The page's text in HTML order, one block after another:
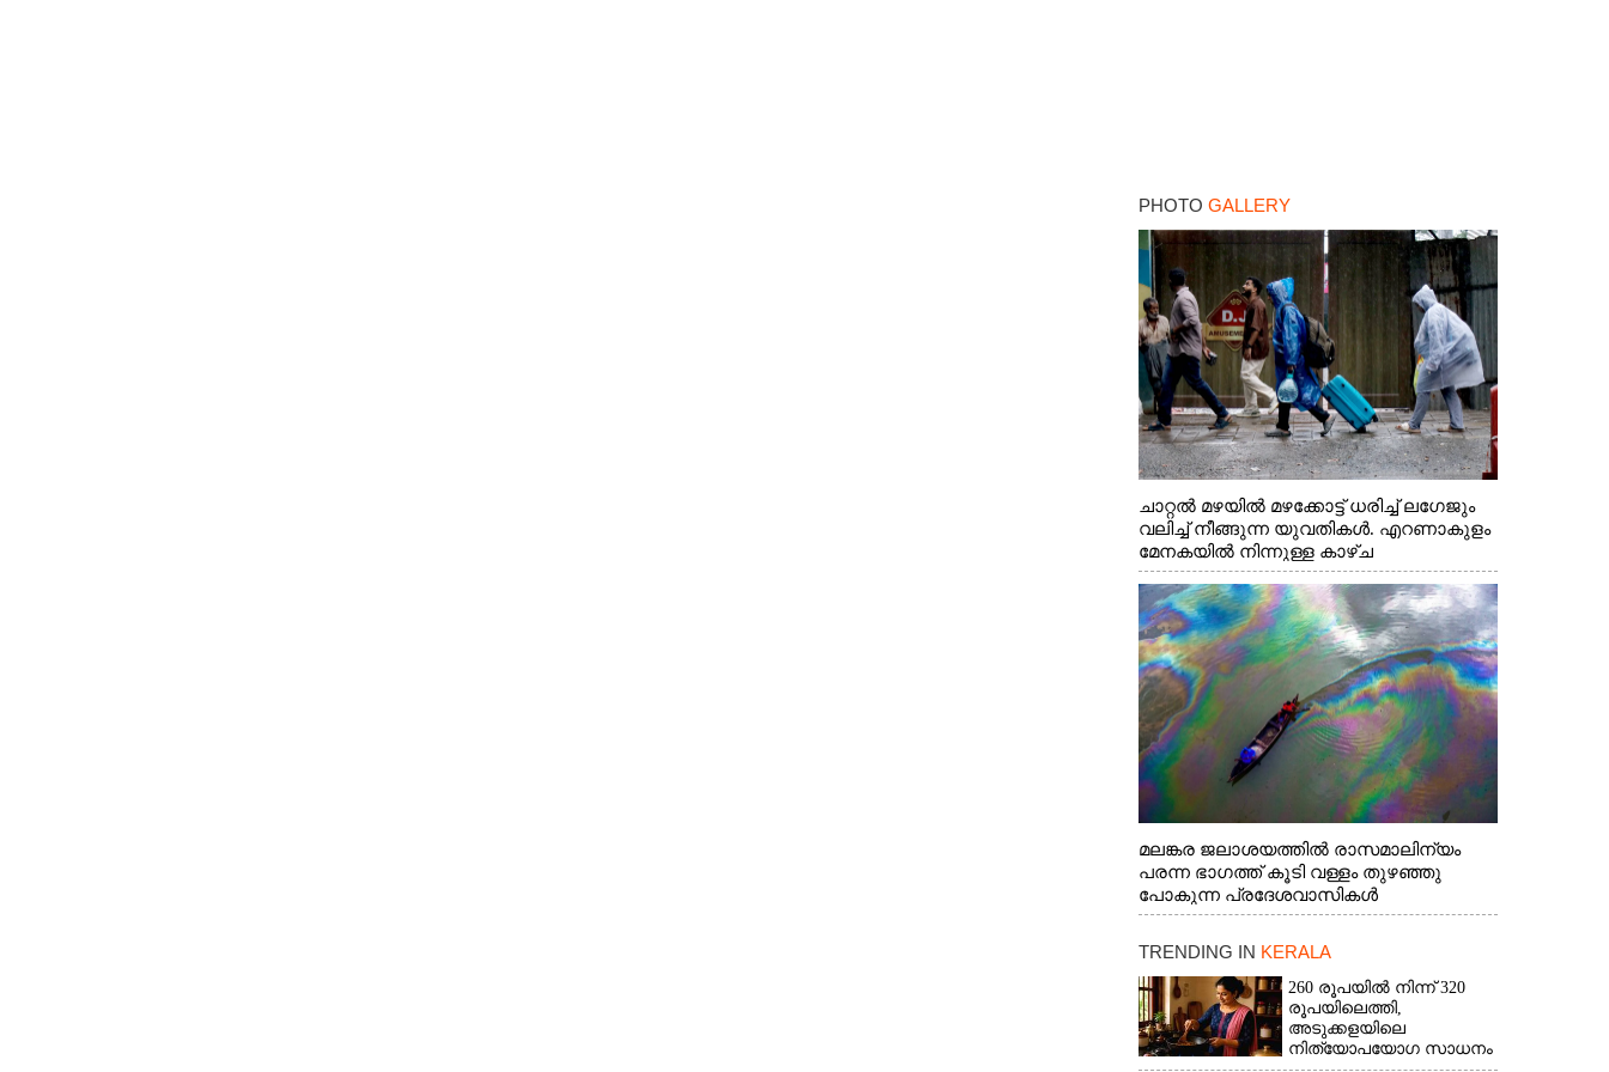
PHOTO GALLERY
ചാറ്റൽ മഴയിൽ മഴക്കോട്ട് ധരിച്ച് ലഗേജും
വലിച്ച് നീങ്ങുന്ന യുവതികൾ. എറണാകുളം
മേനകയിൽ നിന്നുള്ള കാഴ്ച
മലങ്കര ജലാശയത്തിൽ രാസമാലിന്യം
പരന്ന ഭാഗത്ത് കൂടി വള്ളം തുഴഞ്ഞു
പോകുന്ന പ്രദേശവാസികൾ
TRENDING IN KERALA
260 രൂപയിൽ നിന്ന് 320
രൂപയിലെത്തി,
അടുക്കളയിലെ
നിത്യോപയോഗ സാധനം